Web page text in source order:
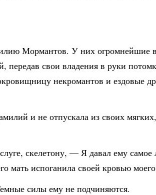
Мормантов. У них огромнейшие
свои владения в руки
некромантов и ездовые
и не отпускала из своих
скелетону, — Я давал ему
мать испоганила своей кровью
силы ему не подчиняются.